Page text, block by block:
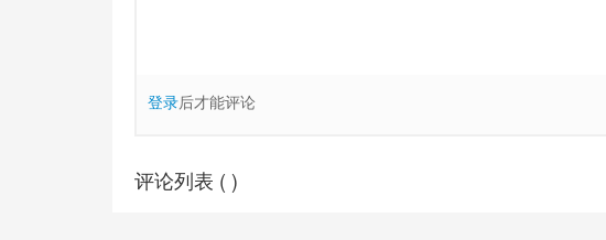
登录后才能评论
评论列表 ( )